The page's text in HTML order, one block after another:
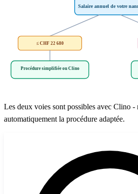
Salaire annuel de votre
≤ CHF 22 680
Procédure simplifiée ou Clino
Les deux voies sont possibles avec Clino
automatiquement la procédure adaptée.